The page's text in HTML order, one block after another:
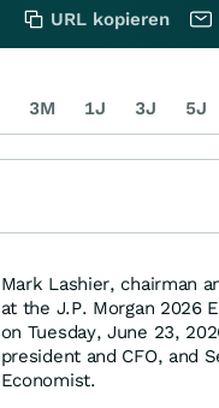
Mark Lashier, chairman
at the J.P. Morgan 2026
on Tuesday, June 23,
president and CFO, and
Economist.
URL kopieren
3M 1J 3J 5J